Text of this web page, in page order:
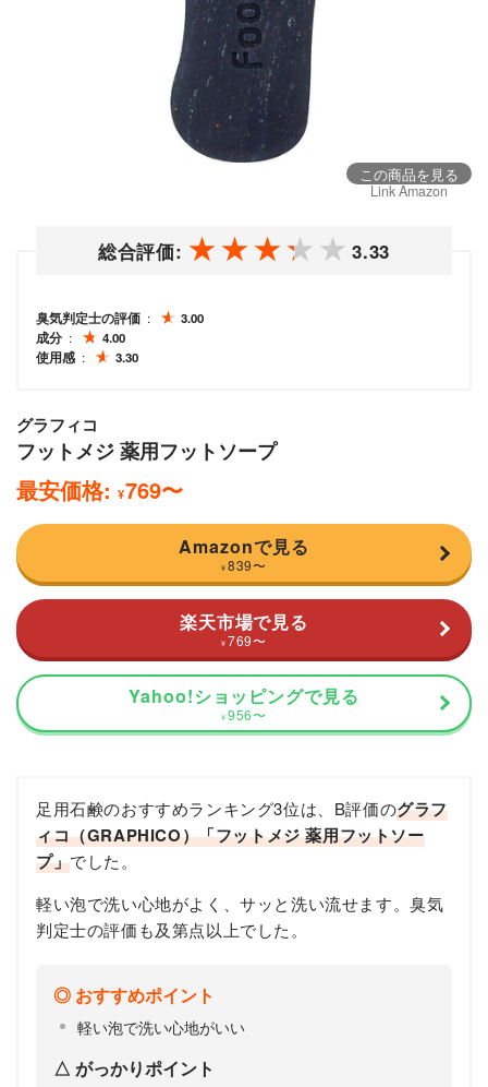
この商品を見る
Link Amazon
総合評価: 3.33
臭気判定士の評価
3.00
成分
4.00
使用感
3.30
グラフィコ
フットメジ 薬用フットソープ
最安価格: ¥769〜
Amazonで見る
¥ 839〜
楽天市場で見る
¥ 769〜
Yahoo!ショッピングで見る
¥ 956〜
足用石鹸のおすすめランキング3位は、B評価のグラフ
ィコ（GRAPHICO）「フットメジ 薬用フットソー
プ」でした。
軽い泡で洗い心地がよく、サッと洗い流せます。臭気
判定士の評価も及第点以上でした。
おすすめポイント
軽い泡で洗い心地がいい
がっかりポイント